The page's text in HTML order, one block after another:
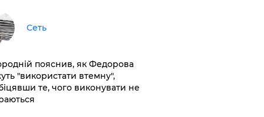
Сеть
пояснив, як Федорова
"використати втемну",
те, чого виконувати не